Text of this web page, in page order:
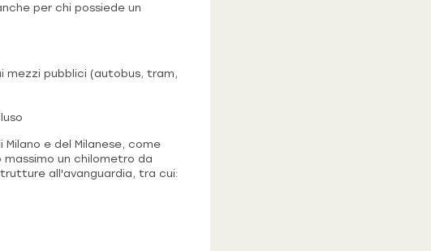
per chi possiede un
mezzi pubblici (autobus, tram,
e del Milanese, come
un chilometro da
all'avanguardia, tra cui: